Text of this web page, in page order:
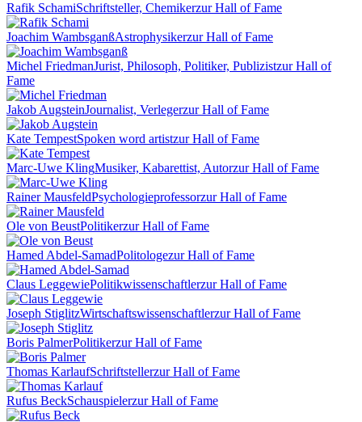
Rafik SchamiSchriftsteller, Chemikerzur Hall of Fame
Joachim WambsganßAstrophysikerzur Hall of Fame
Michel FriedmanJurist, Philosoph, Politiker, Publizistzur Hall of
Fame
Jakob AugsteinJournalist, Verlegerzur Hall of Fame
Kate TempestSpoken word artistzur Hall of Fame
Marc-Uwe KlingMusiker, Kabarettist, Autorzur Hall of Fame
Rainer MausfeldPsychologieprofessorzur Hall of Fame
Ole von BeustPolitikerzur Hall of Fame
Hamed Abdel-SamadPolitologezur Hall of Fame
Claus LeggewiePolitikwissenschaftlerzur Hall of Fame
Joseph StiglitzWirtschaftswissenschaftlerzur Hall of Fame
Boris PalmerPolitikerzur Hall of Fame
Thomas KarlaufSchriftstellerzur Hall of Fame
Rufus BeckSchauspielerzur Hall of Fame